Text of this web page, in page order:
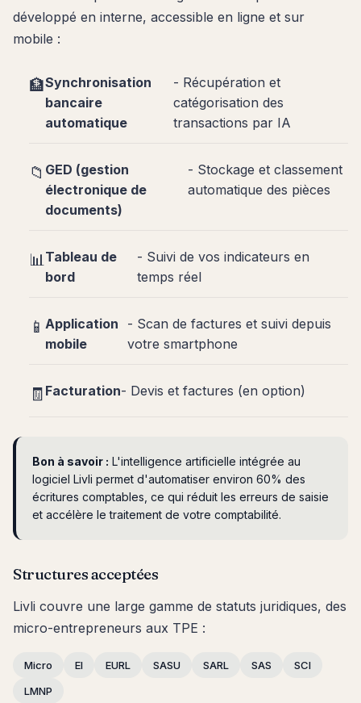
développé en interne, accessible en ligne et sur
mobile :
🏦Synchronisation
bancaire
automatique
- Récupération et
catégorisation des
transactions par IA
📁 GED (gestion
électronique de
documents)
- Stockage et classement
automatique des pièces
📊 Tableau de
bord
- Suivi de vos indicateurs en
temps réel
📱 Application
mobile
- Scan de factures et suivi depuis
votre smartphone
🧾 Facturation- Devis et factures (en option)
Bon à savoir : L'intelligence artificielle intégrée au
logiciel Livli permet d'automatiser environ 60% des
écritures comptables, ce qui réduit les erreurs de saisie
et accélère le traitement de votre comptabilité.
Structures acceptées
Livli couvre une large gamme de statuts juridiques, des
micro-entrepreneurs aux TPE :
Micro EI EURL SASU SARL SAS
SCI
LMNP